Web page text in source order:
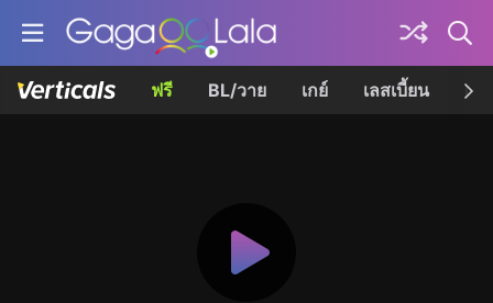
ฟรี BL/วาย เกย์ เลสเบี้ยน เค